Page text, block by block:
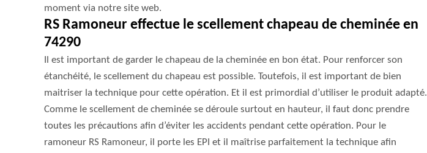
moment via notre site web.
RS Ramoneur effectue le scellement chapeau de cheminée en
74290
Il est important de garder le chapeau de la cheminée en bon état. Pour renforcer son
étanchéité, le scellement du chapeau est possible. Toutefois, il est important de bien
maitriser la technique pour cette opération. Et il est primordial d’utiliser le produit adapté.
Comme le scellement de cheminée se déroule surtout en hauteur, il faut donc prendre
toutes les précautions afin d’éviter les accidents pendant cette opération. Pour le
ramoneur RS Ramoneur, il porte les EPI et il maîtrise parfaitement la technique afin